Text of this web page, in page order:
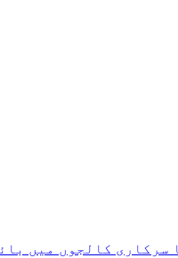
کالجوں میں